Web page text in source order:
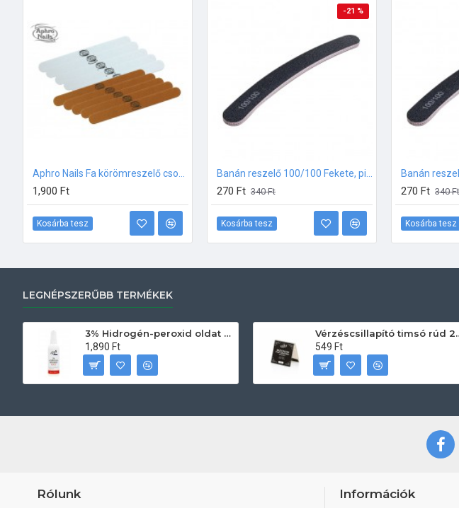
1,900 Ft
Kosárba tesz
-21 %
270 Ft 340 Ft
Kosárba tesz
270 Ft 340 Ft
Kosárba tesz
LEGNÉPSZERŰBB TERMÉKEK
3% Hidrogén-peroxid oldat (sebfertőtlenítő) 100ml
1,890 Ft
549 Ft
Rólunk Információk